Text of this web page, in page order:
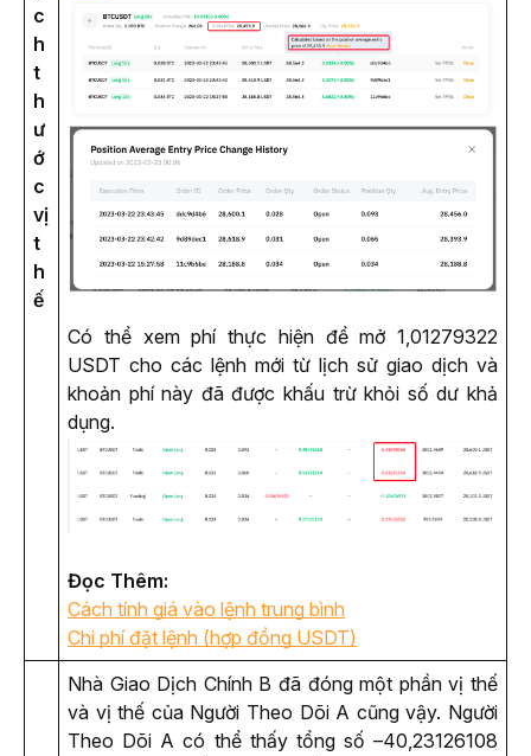
c
h
t
h
ư
ớ
c
vị
t
h
ế
Có thể xem phí thực hiện để mở 1,01279322
USDT cho các lệnh mới từ lịch sử giao dịch và
khoản phí này đã được khấu trừ khỏi số dư khả
dụng.
Đọc Thêm:
Cách tính giá vào lệnh trung bình
Chi phí đặt lệnh (hợp đồng USDT)
Nhà Giao Dịch Chính B đã đóng một phần vị thế
và vị thế của Người Theo Dõi A cũng vậy. Người
Theo Dõi A có thể thấy tổng số –40,23126108